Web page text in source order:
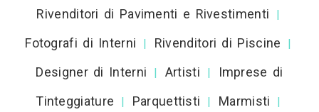
Rivenditori di Pavimenti e Rivestimenti |
Fotografi di Interni | Rivenditori di Piscine |
Designer di Interni | Artisti |
Imprese di
Tinteggiature
| Parquettisti | Marmisti |